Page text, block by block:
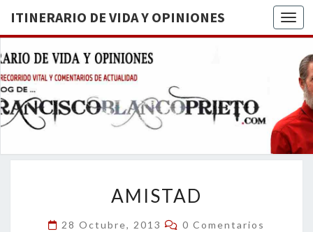
ITINERARIO DE VIDA Y OPINIONES
DE
BREVE
RECORRIDO
VITAL Y
ACTUALIDAD
AMISTAD
28 Octubre, 2013 Comentarios
0 Comentarios